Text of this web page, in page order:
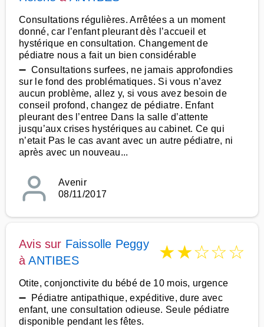
Consultations régulières. Arrêtées a un moment
donné, car l’enfant pleurant dès l’accueil et
hystérique en consultation. Changement de
pédiatre nous a fait un bien considérable
➖ Consultations surfees, ne jamais approfondies
sur le fond des problématiques. Si vous n’avez
aucun problème, allez y, si vous avez besoin de
conseil profond, changez de pédiatre. Enfant
pleurant des l’entree Dans la salle d’attente
jusqu’aux crises hystériques au cabinet. Ce qui
n’etait Pas le cas avant avec un autre pédiatre, ni
après avec un nouveau...
Avenir
08/11/2017
Avis sur Faissolle Peggy
àANTIBES ★★☆☆☆
Otite, conjonctivite du bébé de 10 mois, urgence
➖ Pédiatre antipathique, expéditive, dure avec
enfant, une consultation odieuse. Seule pédiatre
disponible pendant les fêtes.